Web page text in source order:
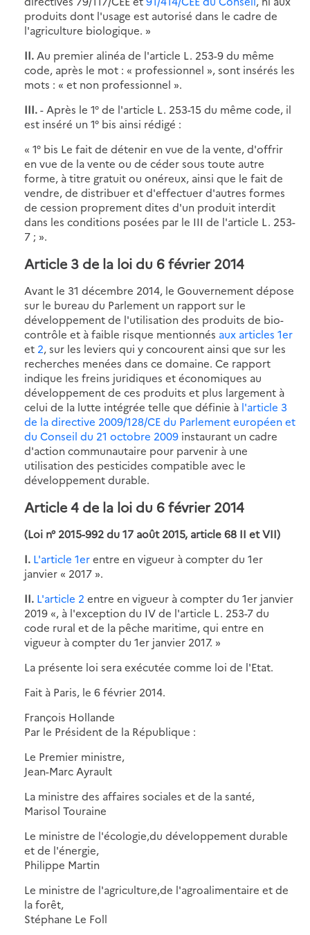
produits dont l'usage est autorisé dans le cadre de
l'agriculture biologique. »
II. Au premier alinéa de l'article L. 253-9 du même
code, après le mot : « professionnel », sont insérés les
mots : « et non professionnel ».
III.- Après le 1° de l'article L. 253-15 du même code, il
est inséré un 1° bis ainsi rédigé :
« 1° bis Le fait de détenir en vue de la vente, d'offrir
en vue de la vente ou de céder sous toute autre
forme, à titre gratuit ou onéreux, ainsi que le fait de
vendre, de distribuer et d'effectuer d'autres formes
de cession proprement dites d'un produit interdit
dans les conditions posées par le III de l'article L. 253-
7 ; ».
Article 3 de la loi du 6 février 2014
Avant le 31 décembre 2014, le Gouvernement dépose
sur le bureau du Parlement un rapport sur le
développement de l'utilisation des produits de bio-
contrôle et à faible risque mentionnés aux articles 1er
et 2, sur les leviers qui y concourent ainsi que sur les
recherches menées dans ce domaine. Ce rapport
indique les freins juridiques et économiques au
développement de ces produits et plus largement à
celui de la lutte intégrée telle que définie à l'article 3
de la directive 2009/128/CE du Parlement européen et
du Conseil du 21 octobre 2009 instaurant un cadre
d'action communautaire pour parvenir à une
utilisation des pesticides compatible avec le
développement durable.
Article 4 de la loi du 6 février 2014
(Loi n° 2015-992 du 17 août 2015, article 68 II et VII)
I. L'article 1erentre en vigueur à compter du 1er
janvier « 2017 ».
II. L'article 2 entre en vigueur à compter du 1er janvier
2019 «, à l'exception du IV de l'article L. 253-7 du
code rural et de la pêche maritime, qui entre en
vigueur à compter du 1er janvier 2017. »
La présente loi sera exécutée comme loi de l'Etat.
Fait à Paris, le 6 février 2014.
François Hollande
Par le Président de la République :
Le Premier ministre,
Jean-Marc Ayrault
La ministre des affaires sociales et de la santé,
Marisol Touraine
Le ministre de l'écologie,du développement durable
et de l'énergie,
Philippe Martin
Le ministre de l'agriculture,de l'agroalimentaire et de
la forêt,
Stéphane Le Foll